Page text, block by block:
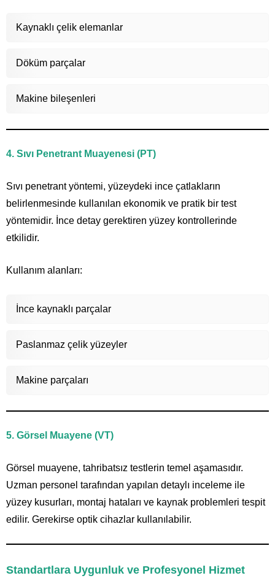
Kaynaklı çelik elemanlar
Döküm parçalar
Makine bileşenleri
4. Sıvı Penetrant Muayenesi (PT)
Sıvı penetrant yöntemi, yüzeydeki ince çatlakların
belirlenmesinde kullanılan ekonomik ve pratik bir test
yöntemidir. İnce detay gerektiren yüzey kontrollerinde
etkilidir.
Kullanım alanları:
İnce kaynaklı parçalar
Paslanmaz çelik yüzeyler
Makine parçaları
5. Görsel Muayene (VT)
Görsel muayene, tahribatsız testlerin temel aşamasıdır.
Uzman personel tarafından yapılan detaylı inceleme ile
yüzey kusurları, montaj hataları ve kaynak problemleri tespit
edilir. Gerekirse optik cihazlar kullanılabilir.
Standartlara Uygunluk ve Profesyonel Hizmet